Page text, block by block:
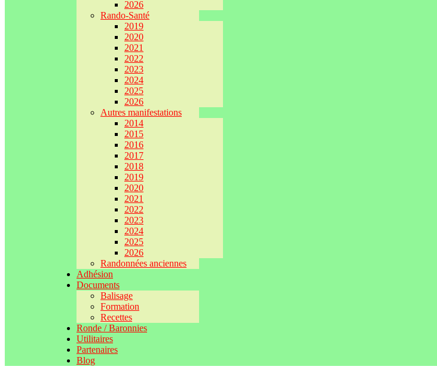
2026
Rando-Santé
2019
2020
2021
2022
2023
2024
2025
2026
Autres manifestations
2014
2015
2016
2017
2018
2019
2020
2021
2022
2023
2024
2025
2026
Randonnées anciennes
Adhésion
Documents
Balisage
Formation
Recettes
Ronde / Baronnies
Utilitaires
Partenaires
Blog